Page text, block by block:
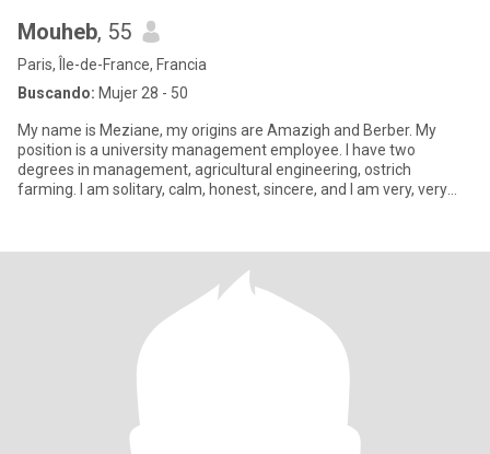
Mouheb, 55
Paris, Île-de-France, Francia
Buscando: Mujer 28 - 50
My name is Meziane, my origins are Amazigh and Berber. My
position is a university management employee. I have two
degrees in management, agricultural engineering, ostrich
farming. I am solitary, calm, honest, sincere, and I am very, very